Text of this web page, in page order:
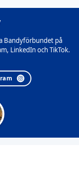
Bandyförbundet på
LinkedIn och TikTok.